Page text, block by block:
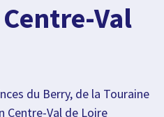
Val
du Berry, de la Touraine
Centre-Val de Loire